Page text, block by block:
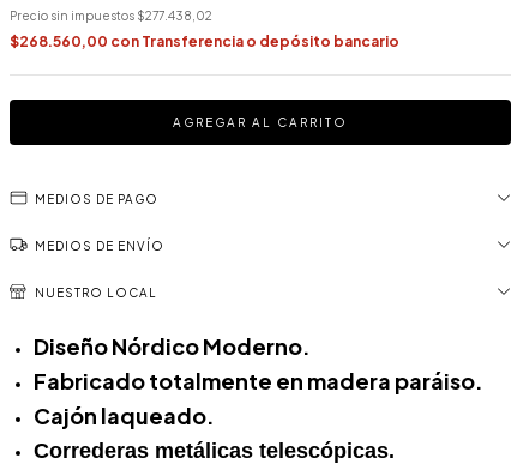
Precio sin impuestos $277.438,02
$268.560,00 con Transferencia o depósito bancario
MEDIOS DE PAGO
MEDIOS DE ENVÍO
NUESTRO LOCAL
Diseño Nórdico Moderno.
Fabricado totalmente en madera paráiso.
Cajón laqueado.
Correderas metálicas telescópicas.